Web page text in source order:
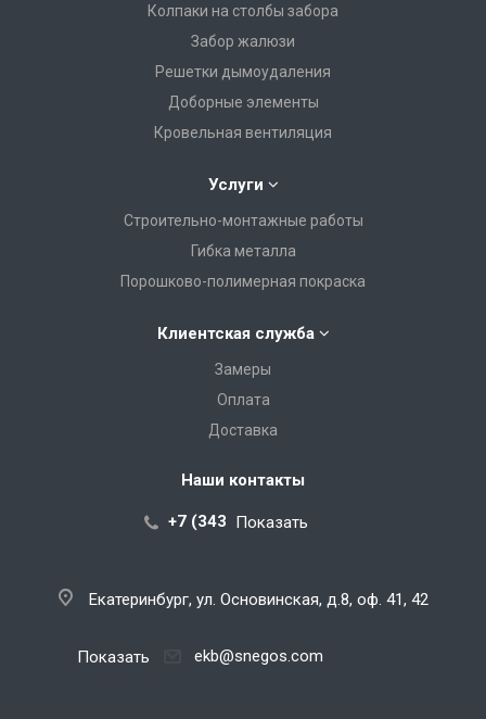
Колпаки на столбы забора
Забор жалюзи
Решетки дымоудаления
Доборные элементы
Кровельная вентиляция
Услуги
Строительно-монтажные работы
Гибка металла
Порошково-полимерная покраска
Клиентская служба
Замеры
Оплата
Доставка
Наши контакты
+7 (343) 288-07-25
Показать
Екатеринбург, ул. Основинская, д.8, оф. 41, 42
ekb@snegos.com
Показать